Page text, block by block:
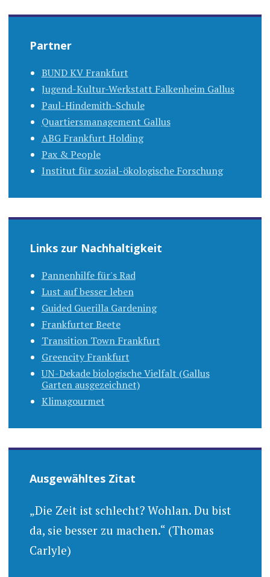
Partner
BUND KV Frankfurt
Jugend-Kultur-Werkstatt Falkenheim Gallus
Paul-Hindemith-Schule
Quartiersmanagement Gallus
ABG Frankfurt Holding
Pax & People
Institut für sozial-ökologische Forschung
Links zur Nachhaltigkeit
Pannenhilfe für's Rad
Lust auf besser leben
Guided Guerilla Gardening
Frankfurter Beete
Transition Town Frankfurt
Greencity Frankfurt
UN-Dekade biologische Vielfalt (Gallus
Garten ausgezeichnet)
Klimagourmet
Ausgewähltes Zitat
„Die Zeit ist schlecht? Wohlan. Du bist
da, sie besser zu machen.“ (Thomas
Carlyle)